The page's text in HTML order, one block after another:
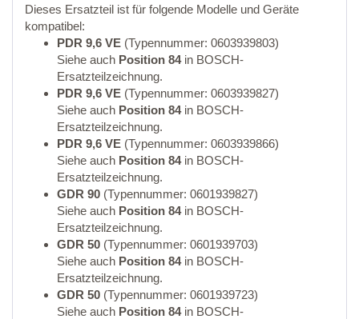
Dieses Ersatzteil ist für folgende Modelle und Geräte
kompatibel:
PDR 9,6 VE (Typennummer: 0603939803)
Siehe auch Position 84in BOSCH-
Ersatzteilzeichnung.
PDR 9,6 VE (Typennummer: 0603939827)
Siehe auch Position 84in BOSCH-
Ersatzteilzeichnung.
PDR 9,6 VE (Typennummer: 0603939866)
Siehe auch Position 84in BOSCH-
Ersatzteilzeichnung.
GDR 90 (Typennummer: 0601939827)
Siehe auch Position 84in BOSCH-
Ersatzteilzeichnung.
GDR 50 (Typennummer: 0601939703)
Siehe auch Position 84in BOSCH-
Ersatzteilzeichnung.
GDR 50 (Typennummer: 0601939723)
Siehe auch Position 84in BOSCH-